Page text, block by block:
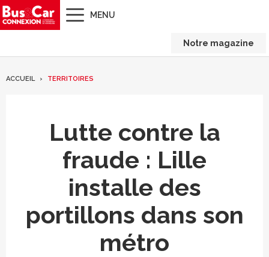
MENU
Notre magazine
ACCUEIL TERRITOIRES
Lutte contre la
fraude : Lille
installe des
portillons dans son
métro